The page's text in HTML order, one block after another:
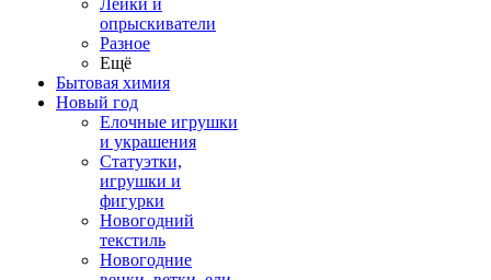
Лейки и
опрыскиватели
Разное
Ещё
Бытовая химия
Новый год
Елочные игрушки
и украшения
Статуэтки,
игрушки и
фигурки
Новогодний
текстиль
Новогодние